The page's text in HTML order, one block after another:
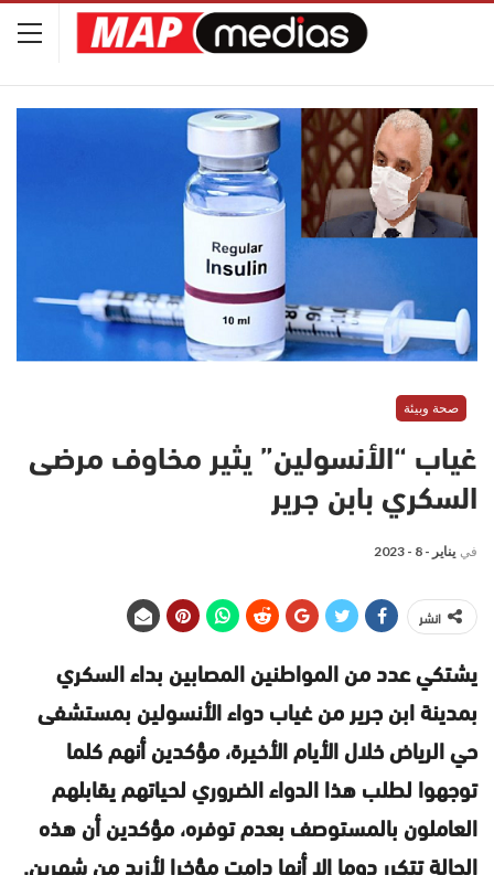
صحة وبيئة
غياب “الأنسولين” يثير مخاوف مرضى
السكري بابن جرير
في يناير - 8 - 2023
انشر
يشتكي عدد من المواطنين المصابين بداء السكري
بمدينة ابن جرير من غياب دواء الأنسولين بمستشفى
حي الرياض خلال الأيام الأخيرة، مؤكدين أنهم كلما
توجهوا لطلب هذا الدواء الضروري لحياتهم يقابلهم
العاملون بالمستوصف بعدم توفره، مؤكدين أن هذه
الحالة تتكرر دوما إلا أنها دامت مؤخرا لأزيد من شهرين.